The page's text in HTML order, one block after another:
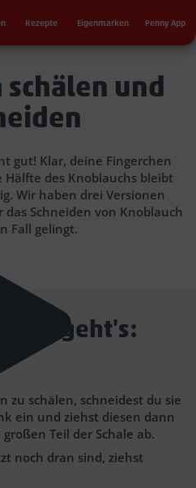
Rezepte Eigenmarken Penny App
und
gut! Klar, deine Fingerchen
Hälfte des Knoblauchs bleibt
Wir haben drei Versionen
Schneiden von Knoblauch
Fall gelingt.
geht's:
zu schälen, schneidest du sie
ein und ziehst diesen dann
Teil der Schale ab.
noch dran sind, ziehst